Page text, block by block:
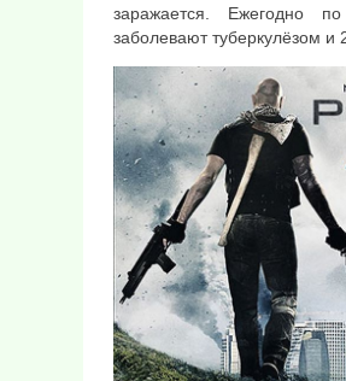
заражается. Ежегодно
заболевают туберкулёзом